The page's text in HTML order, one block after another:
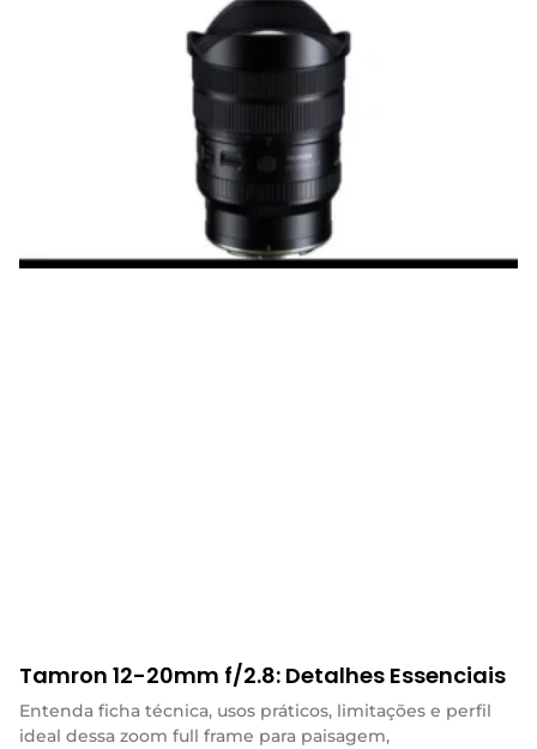
Tamron 12-20mm f/2.8: Detalhes Essenciais
Entenda ficha técnica, usos práticos, limitações e perfil
ideal dessa zoom full frame para paisagem,